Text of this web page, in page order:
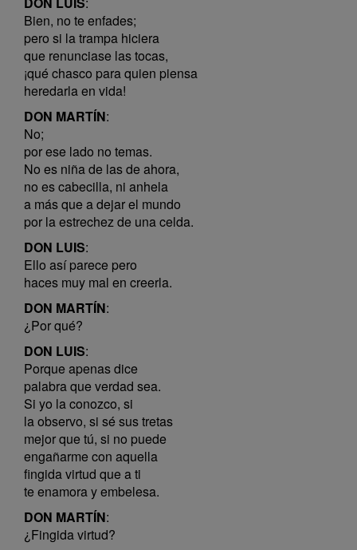
Bien, no te enfades;
pero si la trampa hiciera
que renunciase las tocas,
¡qué chasco para quien piensa
heredarla en vida!
DON MARTÍN:
No;
por ese lado no temas.
No es niña de las de ahora,
no es cabecilla, ni anhela
a más que a dejar el mundo
por la estrechez de una celda.
DON LUIS:
Ello así parece pero
haces muy mal en creerla.
DON MARTÍN:
¿Por qué?
DON LUIS:
Porque apenas dice
palabra que verdad sea.
Si yo la conozco, si
la observo, si sé sus tretas
mejor que tú, si no puede
engañarme con aquella
fingida virtud que a ti
te enamora y embelesa.
DON MARTÍN:
¿Fingida virtud?